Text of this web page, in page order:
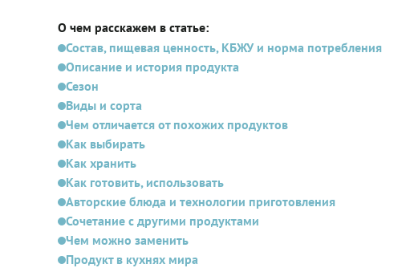
О чем расскажем в статье:
Состав, пищевая ценность, КБЖУ и норма потребления
Описание и история продукта
Сезон
Виды и сорта
Чем отличается от похожих продуктов
Как выбирать
Как хранить
Как готовить, использовать
Авторские блюда и технологии приготовления
Сочетание с другими продуктами
Чем можно заменить
Продукт в кухнях мира